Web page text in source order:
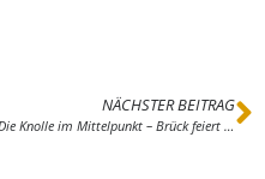
NÄCHSTER BEITRAG
Die Knolle im Mittelpunkt – Brück feiert die Kartoffel